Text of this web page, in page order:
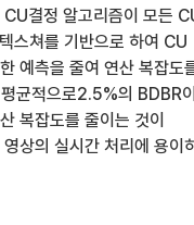
결정 알고리즘이 모든
스쳐를 기반으로 하여 CU
예측을 줄여 연산 복잡도
균적으로2.5%의 BDBR이
복잡도를 줄이는 것이
상의 실시간 처리에 용이